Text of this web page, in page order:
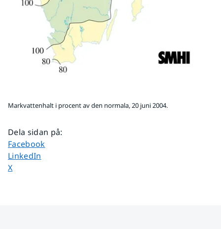
Markvattenhalt i procent av den normala, 20 juni 2004.
Dela sidan på:
Dela sidan på
Facebook
Dela sidan på
LinkedIn
Dela sidan på
X